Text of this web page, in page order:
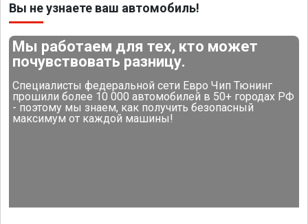
Вы не узнаете ваш автомобиль!
Мы работаем для тех, кто может
почувствовать разницу.
Специалисты федеральной сети Евро Чип Тюнинг
прошили более 10 000 автомобилей в 50+ городах РФ
- поэтому мы знаем, как получить безопасный
максимум от каждой машины!